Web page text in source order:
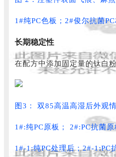
1 #纯PC色板 ；2#俊尔抗菌
长期稳定性
在配方中添加固定量的钛白
图3： 双85高温高湿后外观
1#:纯PC原板； 2#:PC抗菌
1#-1:纯PC处理后；2#-1:PC